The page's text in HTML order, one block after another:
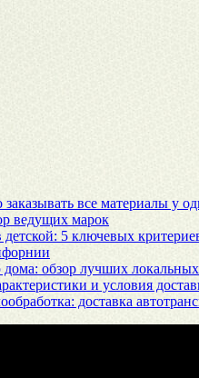
все материалы у
ведущих марок
5 ключевых
дома: обзор лучших
и условия
доставка